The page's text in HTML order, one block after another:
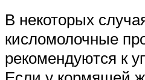
В некоторых
кисломолочные
рекомендуются к